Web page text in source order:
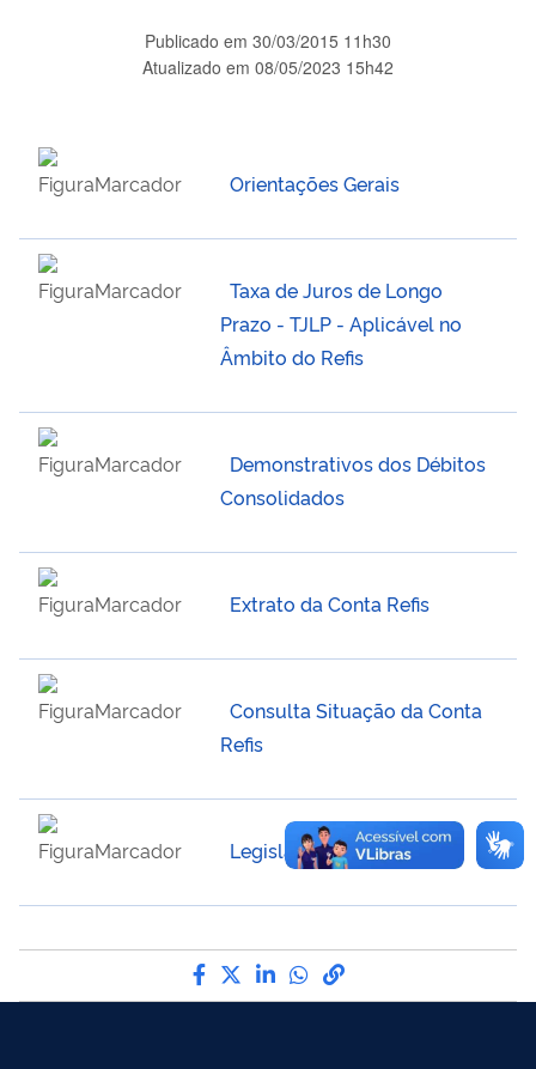
Publicado em 30/03/2015 11h30
Atualizado em 08/05/2023 15h42
Orientações Gerais
Taxa de Juros de Longo
Prazo - TJLP - Aplicável no
Âmbito do Refis
Demonstrativos dos Débitos
Consolidados
Extrato da Conta Refis
Consulta Situação da Conta
Refis
Legislação
Compartilhe por Facebook
Compartilhe por Twitter
Compartilhe por LinkedIn
Compartilhe por
link para Copiar